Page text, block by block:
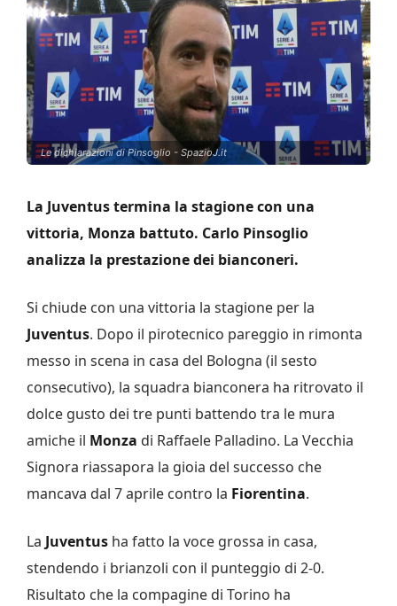
Le dichiarazioni di Pinsoglio - SpazioJ.it
La Juventus termina la stagione con una
vittoria, Monza battuto. Carlo Pinsoglio
analizza la prestazione dei bianconeri.
Si chiude con una vittoria la stagione per la
Juventus. Dopo il pirotecnico pareggio in rimonta
messo in scena in casa del Bologna (il sesto
consecutivo), la squadra bianconera ha ritrovato il
dolce gusto dei tre punti battendo tra le mura
amiche il Monza di Raffaele Palladino. La Vecchia
Signora riassapora la gioia del successo che
mancava dal 7 aprile contro la Fiorentina.
La Juventus ha fatto la voce grossa in casa,
stendendo i brianzoli con il punteggio di 2-0.
Risultato che la compagine di Torino ha